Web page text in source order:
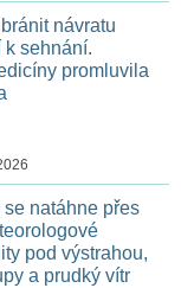
návratu
k sehnání.
promluvila
se natáhne přes
pod výstrahou,
a prudký vítr